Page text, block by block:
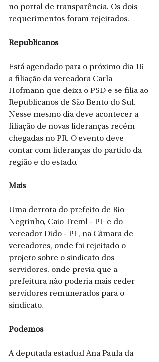
no portal de transparência. Os dois
requerimentos foram rejeitados.
Republicanos
Está agendado para o próximo dia 16
a filiação da vereadora Carla
Hofmann que deixa o PSD e se filia ao
Republicanos de São Bento do Sul.
Nesse mesmo dia deve acontecer a
filiação de novas lideranças recém
chegadas no PR. O evento deve
contar com lideranças do partido da
região e do estado.
Mais
Uma derrota do prefeito de Rio
Negrinho, Caio Treml - PL e do
vereador Dido - PL, na Câmara de
vereadores, onde foi rejeitado o
projeto sobre o sindicato dos
servidores, onde previa que a
prefeitura não poderia mais ceder
servidores remunerados para o
sindicato.
Podemos
A deputada estadual Ana Paula da